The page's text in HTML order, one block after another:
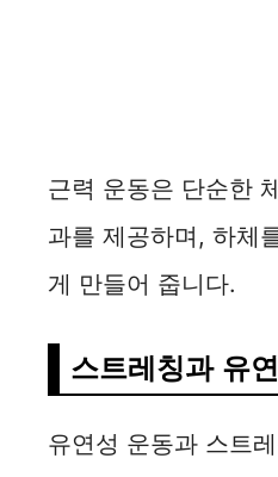
근력 운동은 단순한
과를 제공하며, 하체
게 만들어 줍니다.
스트레칭과 유
유연성 운동과 스트